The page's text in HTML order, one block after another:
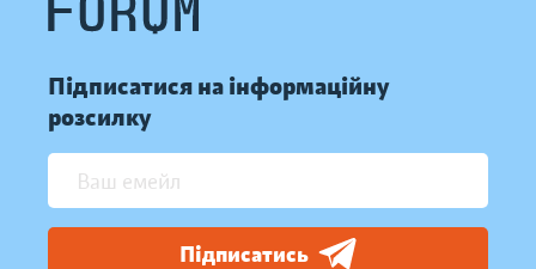
Підписатися на інформаційну
розсилку
Підписатись